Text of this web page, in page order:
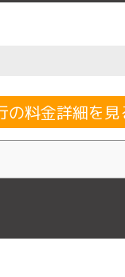
の料金詳細を見